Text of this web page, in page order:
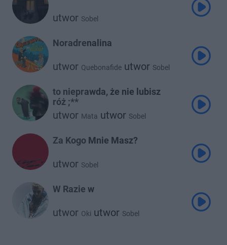
utwor Sobel
Noradrenalina
utwor Quebonafide utwor Sobel
to nieprawda, że nie lubisz
róż ;**
utwor Mata utwor Sobel
Za Kogo Mnie Masz?
utwor Sobel
W Razie w
utwor Oki utwor Sobel